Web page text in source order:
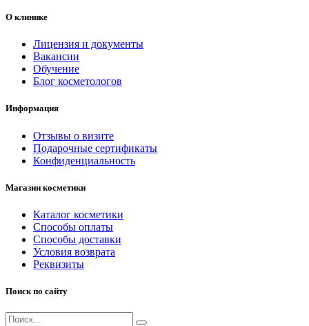
О клинике
Лицензия и документы
Вакансии
Обучение
Блог косметологов
Информация
Отзывы о визите
Подарочные сертификаты
Конфиденциальность
Магазин косметики
Каталог косметики
Способы оплаты
Способы доставки
Условия возврата
Реквизиты
Поиск по сайту